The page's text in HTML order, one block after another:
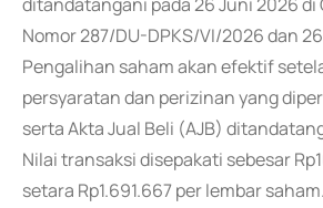
Nomor 287/DU-DPKS/VI/2026 dan
Pengalihan saham akan efektif
persyaratan dan perizinan yang
serta Akta Jual Beli (AJB)
Nilai transaksi disepakati sebesar
setara Rp1.691.667 per lembar